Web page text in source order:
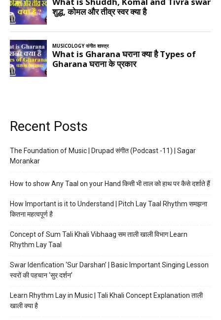
Recent Posts
The Foundation of Music | Drupad संगीत (Podcast -11) | Sagar
Morankar
How to show Any Taal on your Hand किसी भी ताल को हाथ पर कैसे दर्शाते हैं
How Important is it to Understand | Pitch Lay Taal Rhythm समझना
कितना महत्वपूर्ण है
Concept of Sum Tali Khali Vibhaag सम ताली खाली विभाग Learn
Rhythm Lay Taal
Swar Idenfication ‘Sur Darshan’ | Basic Important Singing Lesson
स्वरों की पहचान ‘सुर दर्शन’
Learn Rhythm Lay in Music | Tali Khali Concept Explanation ताली
खाली क्या है